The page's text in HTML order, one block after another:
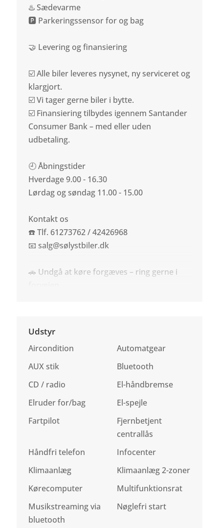
♨️ Sædevarme
🅿️ Parkeringssensor for og bag
🤝 Levering og finansiering
☑️ Alle biler leveres nysynet, ny serviceret og
klargjort.
☑️ Vi tager gerne biler i bytte.
☑️ Finansiering tilbydes igennem Santander
Consumer Bank – med eller uden
udbetaling.
🕘 Åbningstider
Hverdage 9.00 - 16.30
Lørdag og søndag 11.00 - 15.00
Kontakt os
☎️ Tlf. 61273762 / 42426968
📧 salg@sølystbiler.dk
🚗 Undgå at køre forgæves – ring gerne i
Udstyr
Aircondition
Automatgear
AUX stik
Bluetooth
CD / radio
El-håndbremse
Elruder for/bag
El-spejle
Fartpilot
Fjernbetjent
centrallås
Håndfri telefon
Infocenter
Klimaanlæg
Klimaanlæg 2-zoner
Kørecomputer
Multifunktionsrat
Musikstreaming via
bluetooth
Nøglefri start